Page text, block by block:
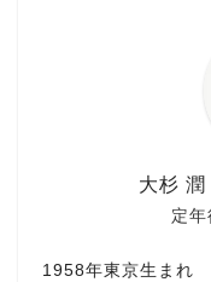
定
大杉 潤
1958年東京生まれ